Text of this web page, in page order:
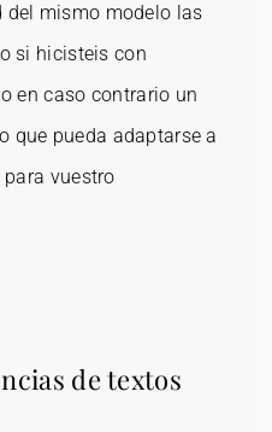
del mismo modelo las
si hicisteis con
en caso contrario un
que pueda adaptarse a
vuestro
de textos